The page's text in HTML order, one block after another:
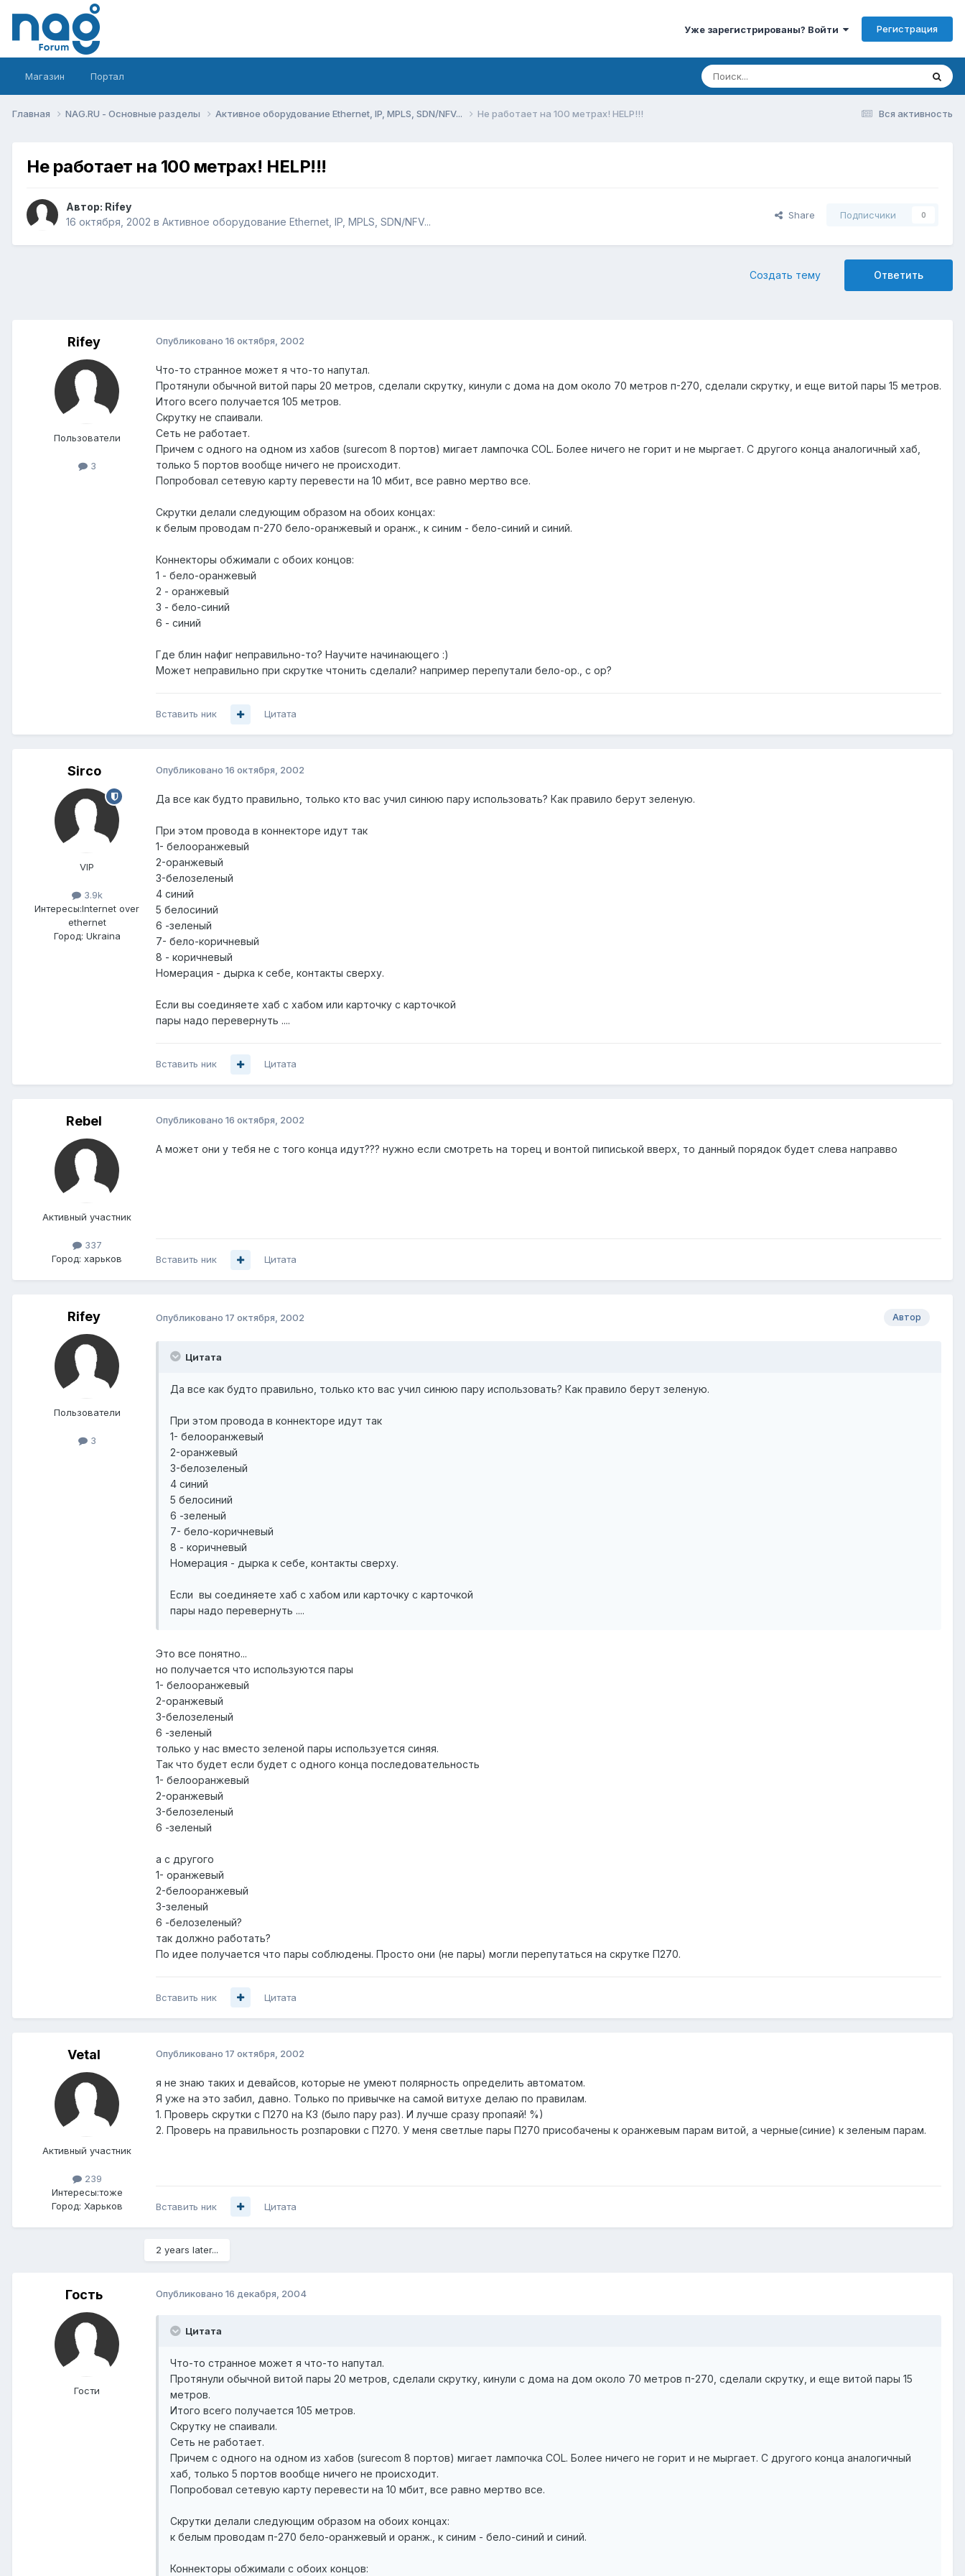
Уже зарегистрированы? Войти Регистрация
Магазин Портал
Вся активность
Главная NAG.RU - Основные разделы Активное оборудование Ethernet, IP, MPLS, SDN/NFV... Не работает на 100 метрах! HELP!!!
Не работает на 100 метрах! HELP!!!
Автор: Rifey
16 октября, 2002 в Активное оборудование Ethernet, IP, MPLS, SDN/NFV...
Share Подписчики 0
Ответить
Создать тему
Rifey
Пользователи
3
Опубликовано 16 октября, 2002
Что-то странное может я что-то напутал.
Протянули обычной витой пары 20 метров, сделали скрутку, кинули с дома на дом около 70 метров п-270, сделали скрутку, и еще витой пары 15 метров.
Итого всего получается 105 метров.
Скрутку не спаивали.
Сеть не работает.
Причем с одного на одном из хабов (surecom 8 портов) мигает лампочка COL. Более ничего не горит и не мыргает. С другого конца аналогичный хаб,
только 5 портов вообще ничего не происходит.
Попробовал сетевую карту перевести на 10 мбит, все равно мертво все.
Скрутки делали следующим образом на обоих концах:
к белым проводам п-270 бело-оранжевый и оранж., к синим - бело-синий и синий.
Коннекторы обжимали с обоих концов:
1 - бело-оранжевый
2 - оранжевый
3 - бело-синий
6 - синий
Где блин нафиг неправильно-то? Научите начинающего :)
Может неправильно при скрутке чтонить сделали? например перепутали бело-ор., с ор?
Вставить ник Цитата
Sirco
VIP
3.9k
Интересы:Internet over
ethernet
Город: Ukraina
Опубликовано 16 октября, 2002
Да все как будто правильно, только кто вас учил синюю пару использовать? Как правило берут зеленую.
При этом провода в коннекторе идут так
1- белооранжевый
2-оранжевый
3-белозеленый
4 синий
5 белосиний
6 -зеленый
7- бело-коричневый
8 - коричневый
Номерация - дырка к себе, контакты сверху.
Если вы соединяете хаб с хабом или карточку с карточкой
пары надо перевернуть ....
Вставить ник Цитата
Rebel
Активный участник
337
Город: харьков
Опубликовано 16 октября, 2002
А может они у тебя не с того конца идут??? нужно если смотреть на торец и вонтой пиписькой вверх, то данный порядок будет слева направво
Вставить ник Цитата
Rifey
Пользователи
3
Автор
Опубликовано 17 октября, 2002
Цитата
Да все как будто правильно, только кто вас учил синюю пару использовать? Как правило берут зеленую.
При этом провода в коннекторе идут так
1- белооранжевый
2-оранжевый
3-белозеленый
4 синий
5 белосиний
6 -зеленый
7- бело-коричневый
8 - коричневый
Номерация - дырка к себе, контакты сверху.
Если вы соединяете хаб с хабом или карточку с карточкой
пары надо перевернуть ....
Это все понятно...
но получается что используются пары
1- белооранжевый
2-оранжевый
3-белозеленый
6 -зеленый
только у нас вместо зеленой пары используется синяя.
Так что будет если будет с одного конца последовательность
1- белооранжевый
2-оранжевый
3-белозеленый
6 -зеленый
а с другого
1- оранжевый
2-белооранжевый
3-зеленый
6 -белозеленый?
так должно работать?
По идее получается что пары соблюдены. Просто они (не пары) могли перепутаться на скрутке П270.
Вставить ник Цитата
Vetal
Активный участник
239
Интересы:тоже
Город: Харьков
Опубликовано 17 октября, 2002
я не знаю таких и девайсов, которые не умеют полярность определить автоматом.
Я уже на это забил, давно. Только по привычке на самой витухе делаю по правилам.
1. Проверь скрутки с П270 на КЗ (было пару раз). И лучше сразу пропаяй! %)
2. Проверь на правильность розпаровки с П270. У меня светлые пары П270 присобачены к оранжевым парам витой, а черные(синие) к зеленым парам.
Вставить ник Цитата
2 years later...
Гость
Гости
Опубликовано 16 декабря, 2004
Цитата
Что-то странное может я что-то напутал.
Протянули обычной витой пары 20 метров, сделали скрутку, кинули с дома на дом около 70 метров п-270, сделали скрутку, и еще витой пары 15
метров.
Итого всего получается 105 метров.
Скрутку не спаивали.
Сеть не работает.
Причем с одного на одном из хабов (surecom 8 портов) мигает лампочка COL. Более ничего не горит и не мыргает. С другого конца аналогичный
хаб, только 5 портов вообще ничего не происходит.
Попробовал сетевую карту перевести на 10 мбит, все равно мертво все.
Скрутки делали следующим образом на обоих концах:
к белым проводам п-270 бело-оранжевый и оранж., к синим - бело-синий и синий.
Коннекторы обжимали с обоих концов: